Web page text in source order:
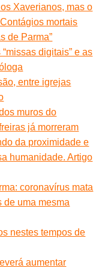
Xaverianos, mas o
mortais
de Parma”
digitais” e as
entre igrejas
muros do
já morreram
da proximidade e
humanidade. Artigo
coronavírus mata
de uma mesma
nestes tempos de
aumentar